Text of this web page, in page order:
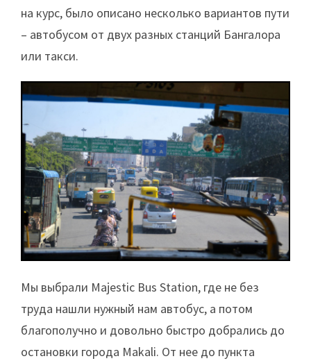
на курс, было описано несколько вариантов пути
– автобусом от двух разных станций Бангалора
или такси.
Мы выбрали Majestic Bus Station, где не без
труда нашли нужный нам автобус, а потом
благополучно и довольно быстро добрались до
остановки города Makali. От нее до пункта